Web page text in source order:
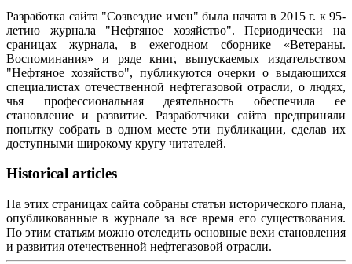
Разработка сайта "Созвездие имен" была начата в 2015 г. к 95-
летию журнала "Нефтяное хозяйство". Периодически на
сраницах журнала, в ежегодном сборнике «Ветераны.
Воспоминания» и ряде книг, выпускаемых издательством
"Нефтяное хозяйство", публикуются очерки о выдающихся
специалистах отечественной нефтегазовой отрасли, о людях,
чья профессиональная деятельность обеспечила ее
становление и развитие. Разработчики сайта предприняли
попытку собрать в одном месте эти публикации, сделав их
доступными широкому кругу читателей.
Historical articles
На этих страницах сайта собраны статьи исторического плана,
опубликованные в журнале за все время его существования.
По этим статьям можно отследить основные вехи становления
и развития отечественной нефтегазовой отрасли.